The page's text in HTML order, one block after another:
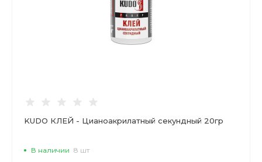
KUDO КЛЕЙ - Цианоакрилатный секундный 20гр
В наличии 8 шт